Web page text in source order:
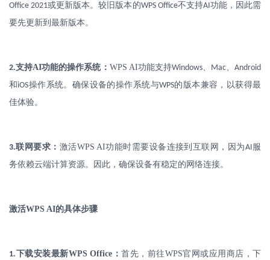
Office 2021或更新版本。较旧版本的WPS Office不支持AI功能，因此需
要先更新到最新版本。
2.支持AI功能的操作系统： WPS AI功能支持Windows、 Mac、Android
和 iOS操作系统。确保设备的操作系统与WPS的版本兼容，以获得最
佳体验。
3.联网要求： 激活WPS AI功能时需要设备连接到互联网，因为AI服
务依赖云端计算资源。因此，确保设备有稳定的网络连接。
激活WPS AI的具体步骤
1.下载安装最新WPS Office ： 首先，前往WPS官网或应用商店，下